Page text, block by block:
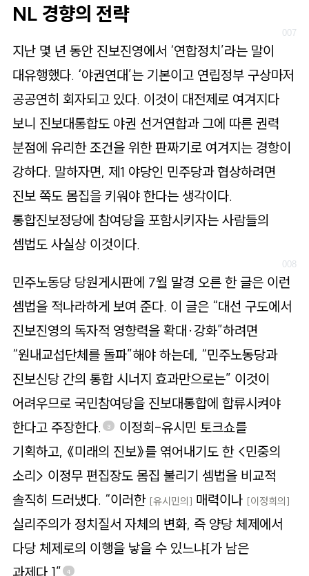
NL 경향의 전략
지난 몇 년 동안 진보진영에서 ‘연합정치’라는 말이
대유행했다. ‘야권연대’는 기본이고 연립정부 구상마저
공공연히 회자되고 있다. 이것이 대전제로 여겨지다
보니 진보대통합도 야권 선거연합과 그에 따른 권력
분점에 유리한 조건을 위한 판짜기로 여겨지는 경항이
강하다. 말하자면, 제1 야당인 민주당과 협상하려면
진보 쪽도 몸집을 키워야 한다는 생각이다.
통합진보정당에 참여당을 포함시키자는 사람들의
셈법도 사실상 이것이다.
민주노동당 당원게시판에 7월 말경 오른 한 글은 이런
셈법을 적나라하게 보여 준다. 이 글은 “대선 구도에서
진보진영의 독자적 영향력을 확대·강화”하려면
“원내교섭단체를 돌파”해야 하는데, “민주노동당과
진보신당 간의 통합 시너지 효과만으로는” 이것이
어려우므로 국민참여당을 진보대통합에 합류시켜야
한다고 주장한다.
3
이정희-유시민 토크쇼를
기획하고, 《미래의 진보》를 엮어내기도 한 <민중의
소리> 이정무 편집장도 몸집 불리기 셈법을 비교적
솔직히 드러냈다. “이러한 [유시민의] 매력이나 [이정희의]
실리주의가 정치질서 자체의 변화, 즉 양당 체제에서
다당 체제로의 이행을 낳을 수 있느냐[가 남은
과제다.]”
4